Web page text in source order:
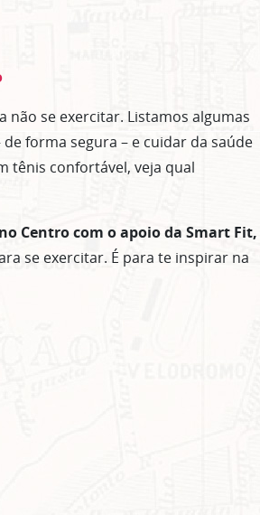
não se exercitar. Listamos algumas
forma segura – e cuidar da saúde
tênis confortável, veja qual
Centrocom o apoio da Smart Fit,
se exercitar. É para te inspirar na